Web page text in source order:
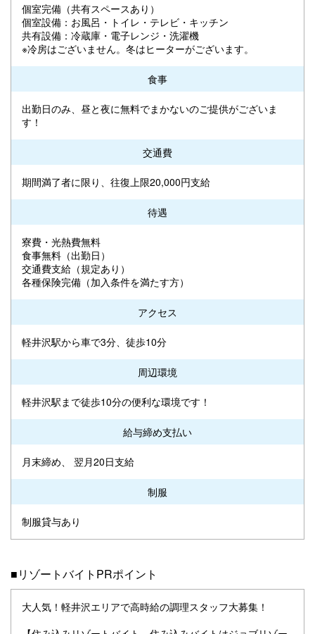
個室完備（共有スペースあり）
個室設備：お風呂・トイレ・テレビ・キッチン
共有設備：冷蔵庫・電子レンジ・洗濯機
※冷房はございません。冬はヒーターがございます。
食事
出勤日のみ、昼と夜に無料でまかないのご提供がございま
す！
交通費
期間満了者に限り、往復上限20,000円支給
待遇
寮費・光熱費無料
食事無料（出勤日）
交通費支給（規定あり）
各種保険完備（加入条件を満たす方）
アクセス
軽井沢駅から車で3分、徒歩10分
周辺環境
軽井沢駅まで徒歩10分の便利な環境です！
給与締め支払い
月末締め、 翌月20日支給
制服
制服貸与あり
■リゾートバイトPRポイント
大人気！軽井沢エリアで高時給の調理スタッフ大募集！